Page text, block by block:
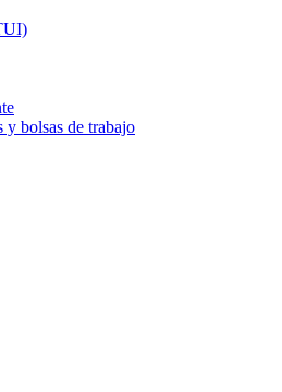
y bolsas de trabajo